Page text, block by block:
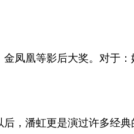
凤凰等影后大奖。对于
，潘虹更是演过许多经